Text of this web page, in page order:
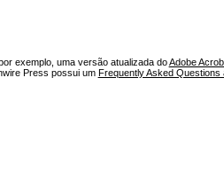
exemplo, uma versão atualizada doAdobe
Press possui um Frequently Asked Questions